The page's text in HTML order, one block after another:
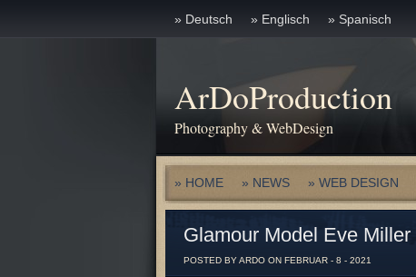
» Deutsch » Englisch » Spanisch
ArDoProduction
Photography & WebDesign
» HOME » NEWS » WEB DESIGN
Glamour Model Eve
POSTED BY ARDO ON FEBRUAR - 8 - 2021